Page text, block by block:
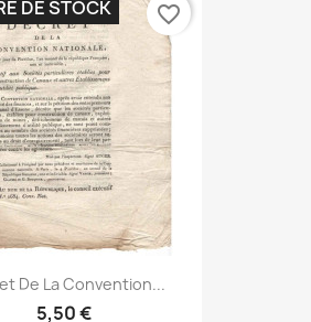
De La Convention...
5,50 €
DE STOCK favorite_border